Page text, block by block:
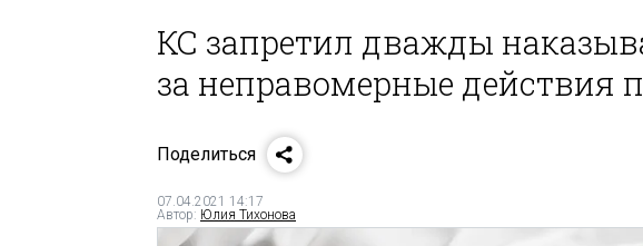
КС запретил дважды
за неправомерные действия
Поделиться
07.04.2021 14:17
Автор: Юлия Тихонова